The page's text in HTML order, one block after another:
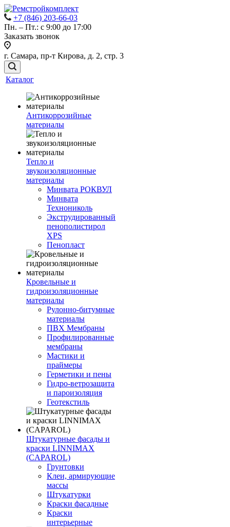
+7 (846) 203-66-03
Пн. – Пт.: с 9:00 до 17:00
Заказать звонок
г. Самара, пр-т Кирова, д. 2, стр. 3
Каталог
Антикоррозийные
материалы
Тепло и
звукоизоляционные
материалы
Минвата РОКВУЛ
Минвата
Технониколь
Экструдированный
пенополистирол
XPS
Пенопласт
Кровельные и
гидроизоляционные
материалы
Рулонно-битумные
материалы
ПВХ Мембраны
Профилированные
мембраны
Мастики и
праймеры
Герметики и пены
Гидро-ветрозащита
и пароизоляция
Геотекстиль
Штукатурные фасады и
краски LINNIMAX
(CAPAROL)
Грунтовки
Клеи, армирующие
массы
Штукатурки
Краски фасадные
Краски
интерьерные